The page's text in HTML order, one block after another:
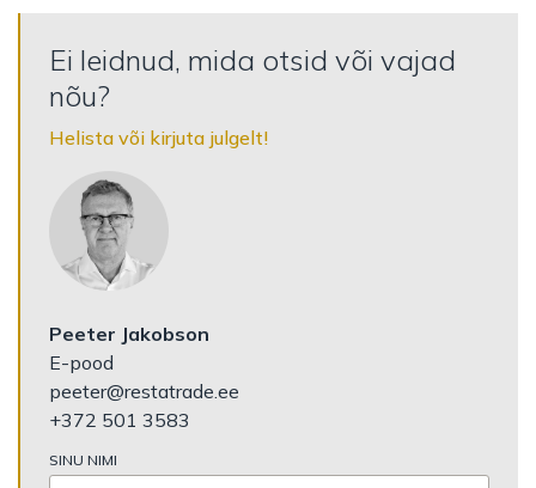
Ei leidnud, mida otsid või vajad
nõu?
Helista või kirjuta julgelt!
Peeter Jakobson
E-pood
peeter@restatrade.ee
+372 501 3583
SINU NIMI